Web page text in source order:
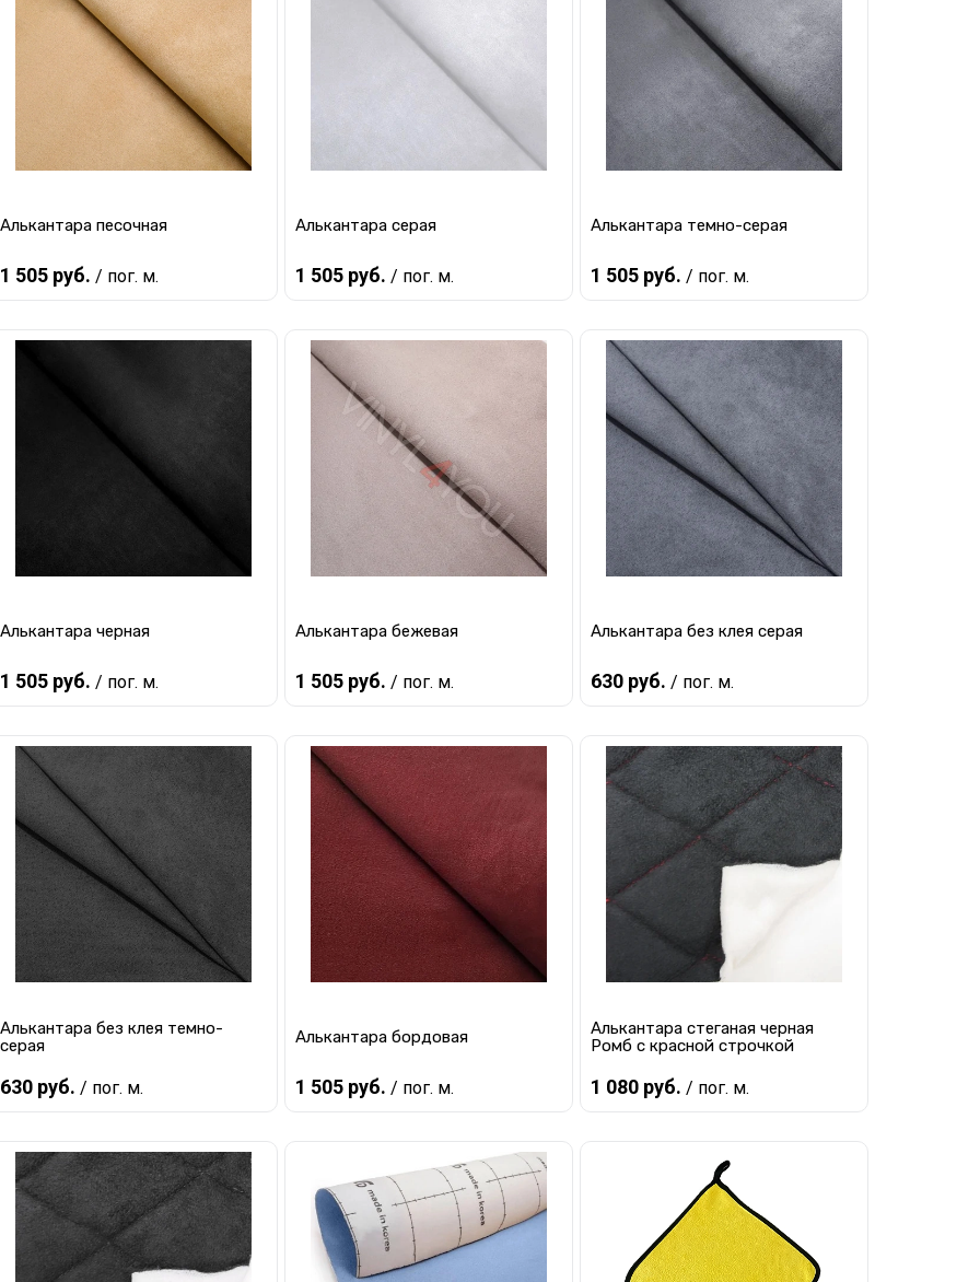
В избранное В наличии В избранное В избранное В наличии
Алькантара песочная
1 505 руб. / пог. м.
В корзину
К сравнению
Алькантара серая
1 505 руб. / пог. м.
В корзину
Купить в 1 клик
В избранное В наличии
Алькантара темно-серая
1 505 руб. / пог. м.
В корзину
Купить в 1 клик К сравнению
В избранное В наличии
Алькантара черная
1 505 руб. / пог. м.
В корзину
Купить в 1 клик К сравнению
В избранное В наличии
Алькантара бежевая
1 505 руб. / пог. м.
В корзину
Купить в 1 клик К сравнению
В избранное В наличии
Алькантара без клея серая
630 руб. / пог. м.
В корзину
Купить в 1 клик К сравнению
В избранное В наличии
Алькантара без клея темно-
серая
630 руб. / пог. м.
В корзину
Купить в 1 клик К сравнению
В избранное В наличии
Алькантара бордовая
1 505 руб. / пог. м.
Купить в 1 клик К сравнению
В избранное В наличии
Алькантара стеганая черная
Ромб с красной строчкой
1 080 руб. / пог. м.
Купить в 1 клик
В избранное В наличии